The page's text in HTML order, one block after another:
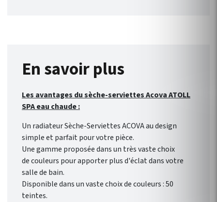
En savoir plus
Les avantages du sèche-serviettes Acova ATOLL
SPA eau chaude :
Un radiateur Sèche-Serviettes ACOVA au design
simple et parfait pour votre pièce.
Une gamme proposée dans un très vaste choix
de couleurs pour apporter plus d'éclat dans votre
salle de bain.
Disponible dans un vaste choix de couleurs : 50
teintes.